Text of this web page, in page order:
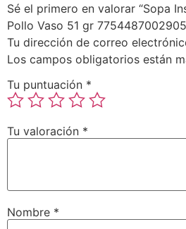
Sé el primero en valorar “Sopa
Pollo Vaso 51 gr
Tu dirección de correo
Los campos obligatorios están
Tu puntuación *
Tu valoración *
Nombre *